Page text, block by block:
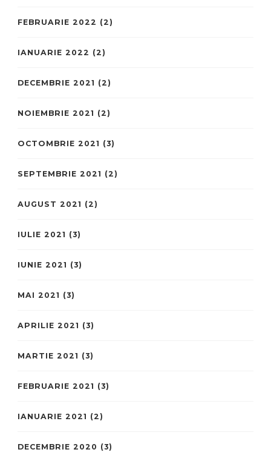
FEBRUARIE 2022 (2)
IANUARIE 2022 (2)
DECEMBRIE 2021 (2)
NOIEMBRIE 2021 (2)
OCTOMBRIE 2021 (3)
SEPTEMBRIE 2021 (2)
AUGUST 2021 (2)
IULIE 2021 (3)
IUNIE 2021 (3)
MAI 2021 (3)
APRILIE 2021 (3)
MARTIE 2021 (3)
FEBRUARIE 2021 (3)
IANUARIE 2021 (2)
DECEMBRIE 2020 (3)